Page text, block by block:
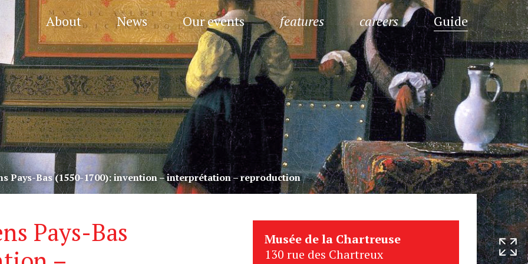
About News Our events features careers Guide
Pays-Bas (1550-1700): invention – interprétation – reproduction
Pays-Bas
Musée de la Chartreuse
130 rue des Chartreux